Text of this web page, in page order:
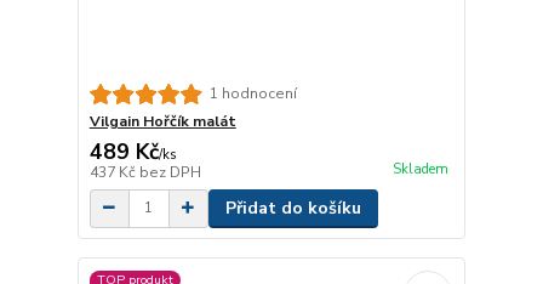
1 hodnocení
Vilgain Hořčík malát
489 Kč/ks
437 Kč bez DPH Skladem
Přidat do košíku
TOP produkt